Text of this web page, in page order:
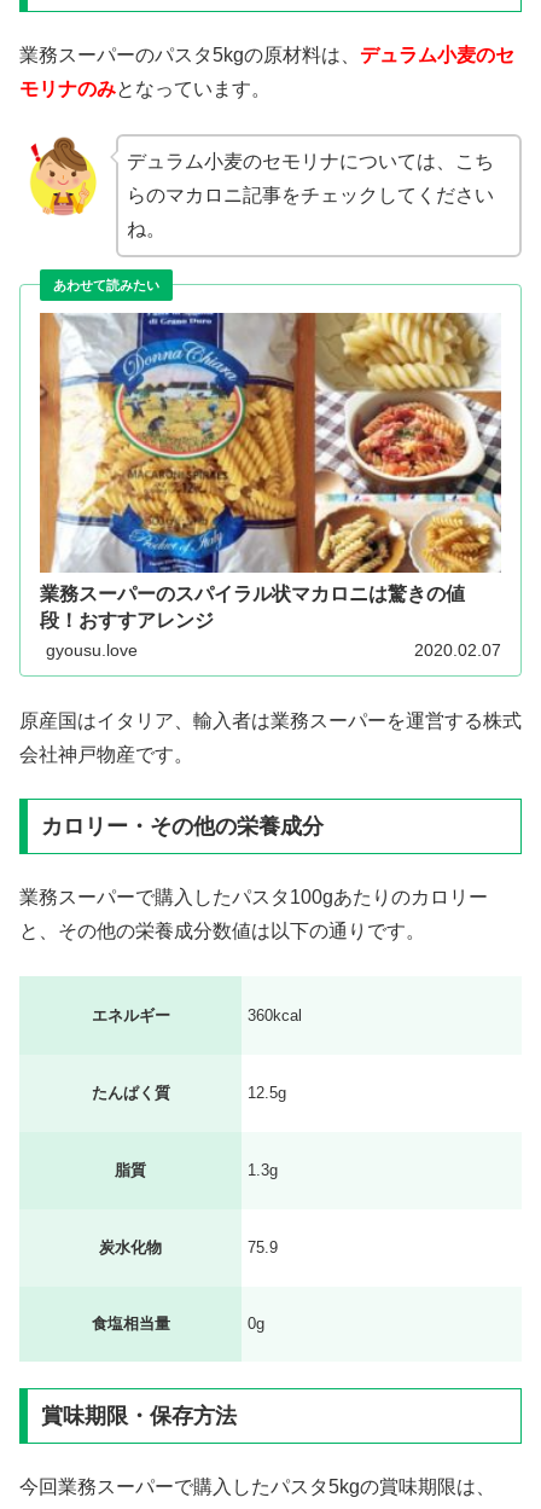
業務スーパーのパスタ5kgの原材料は、 デュラム小麦のセ
モリナのみとなっています。
デュラム小麦のセモリナについては、こち
らのマカロニ記事をチェックしてください
ね。
業務スーパーのスパイラル状マカロニは驚きの値
段！おすすアレンジ
gyousu.love 2020.02.07
原産国はイタリア、輸入者は業務スーパーを運営する株式
会社神戸物産です。
カロリー・その他の栄養成分
業務スーパーで購入したパスタ100gあたりのカロリー
と、その他の栄養成分数値は以下の通りです。
エネルギー 360kcal
たんぱく質 12.5g
脂質 1.3g
炭水化物 75.9
食塩相当量 0g
賞味期限・保存方法
今回業務スーパーで購入したパスタ5kgの賞味期限は、